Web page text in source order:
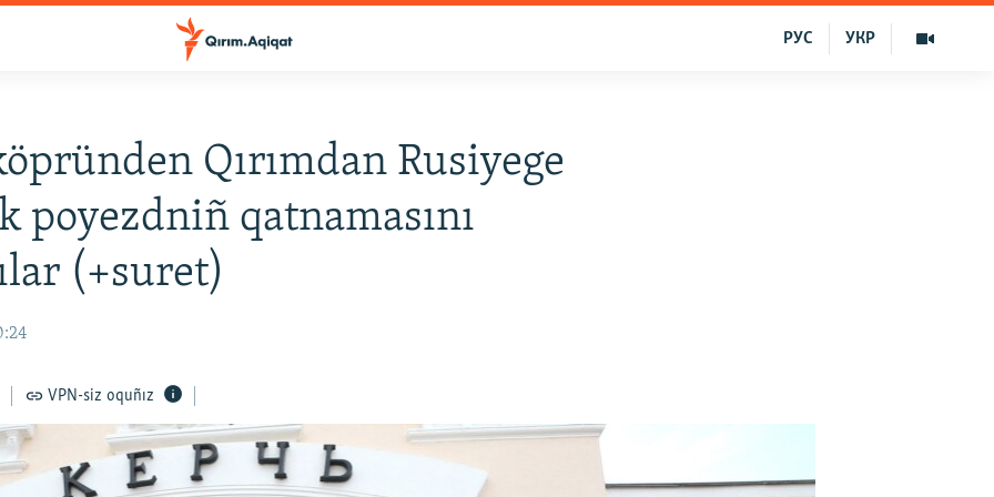
УКР
РУС
Qırımdan Rusiyege
poyezdniñ qatnamasını
(+suret)
VPN-siz oquñız